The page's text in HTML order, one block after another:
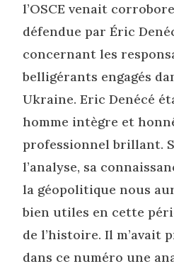
l’OSCE venait
défendue par Éric
concernant les
belligérants engagés
Ukraine. Eric Denécé
homme intègre et
professionnel brillant.
l’analyse, sa
la géopolitique nous
bien utiles en cette
de l’histoire. Il m’avait
dans ce numéro une